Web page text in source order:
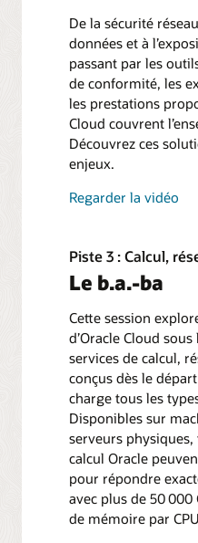
De la sécurité
données et à
passant par les
de conformité, les
les prestations
Cloud couvrent
Découvrez ces
enjeux.
Regarder la vidéo
Piste 3 : Calcul,
Le b.a.-ba
Cette session
d’Oracle Cloud
services de calcul,
conçus dès le
charge tous les
Disponibles sur
serveurs
calcul Oracle
pour répondre
avec plus de 50
de mémoire par